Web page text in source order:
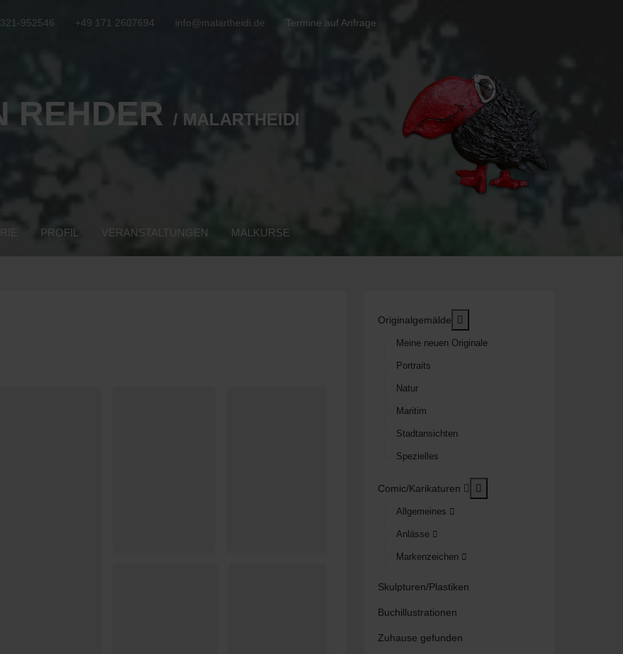
952546 +49 171 2607694 info@malartheidi.de Termine auf Anfrage
REHDER / MALARTHEIDI
PROFIL VERANSTALTUNGEN MALKURSE
Originalgemälde
Meine neuen Originale
Portraits
Natur
Maritim
Stadtansichten
Spezielles
Comic/Karikaturen
Allgemeines
Anlässe
Markenzeichen
Skulpturen/Plastiken
Buchillustrationen
Zuhause gefunden